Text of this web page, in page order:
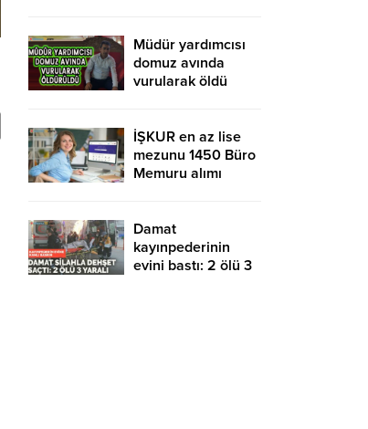
mi?
Müdür yardımcısı
domuz avında
vurularak öldü
İŞKUR en az lise
mezunu 1450 Büro
Memuru alımı
sınavsız başvuru
Damat
kayınpederinin
evini bastı: 2 ölü 3